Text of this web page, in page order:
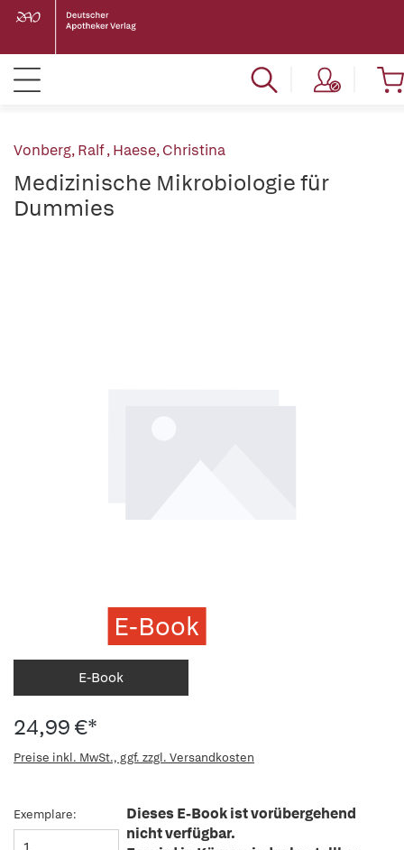
Vonberg, Ralf,Haese, Christina
Medizinische Mikrobiologie für
Dummies
E-Book
E-Book
24,99 €*
Preise inkl. MwSt., ggf. zzgl. Versandkosten
Exemplare:
Dieses E-Book ist vorübergehend
nicht verfügbar.